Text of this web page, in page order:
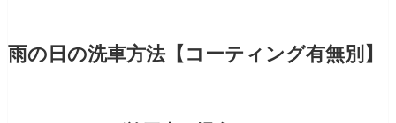
雨の日の洗車方法【コーティング有無別】